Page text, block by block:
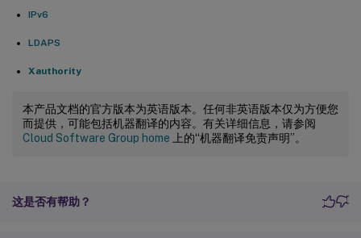
IPv6
LDAPS
Xauthority
本产品文档的官方版本为英语版本。任何非英语版本仅为方便您
而提供，可能包括机器翻译的内容。有关详细信息，请参阅
Cloud Software Group home 上的“机器翻译免责声明”。
这是否有帮助？